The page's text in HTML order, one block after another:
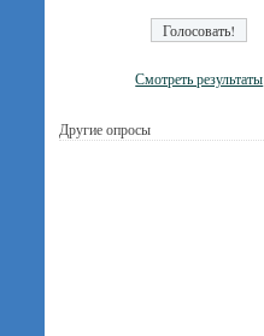
Смотреть результаты
Другие опросы